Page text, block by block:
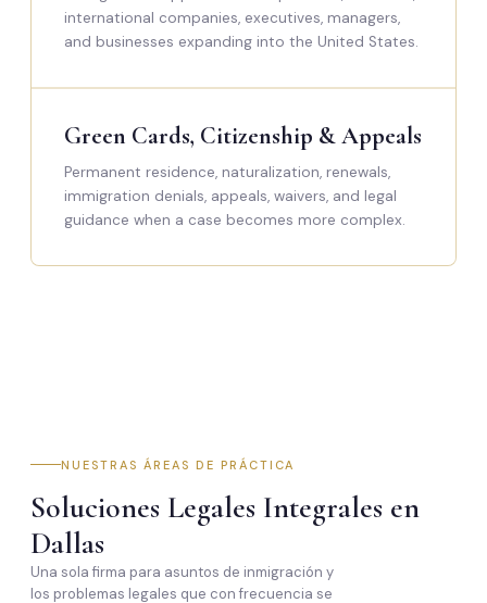
international companies, executives, managers,
and businesses expanding into the United States.
Green Cards, Citizenship & Appeals
Permanent residence, naturalization, renewals,
immigration denials, appeals, waivers, and legal
guidance when a case becomes more complex.
NUESTRAS ÁREAS DE PRÁCTICA
Soluciones Legales Integrales en
Dallas
Una sola firma para asuntos de inmigración y
los problemas legales que con frecuencia se